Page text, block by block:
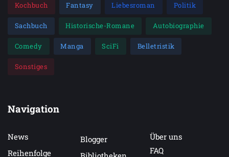
Kochbuch Fantasy Liebesroman Politik
Sachbuch Historische-Romane Autobiographie
Comedy Manga SciFi Belletristik
Sonstiges
Navigation
News
Reihenfolge
Blogger
Über uns
FAQ